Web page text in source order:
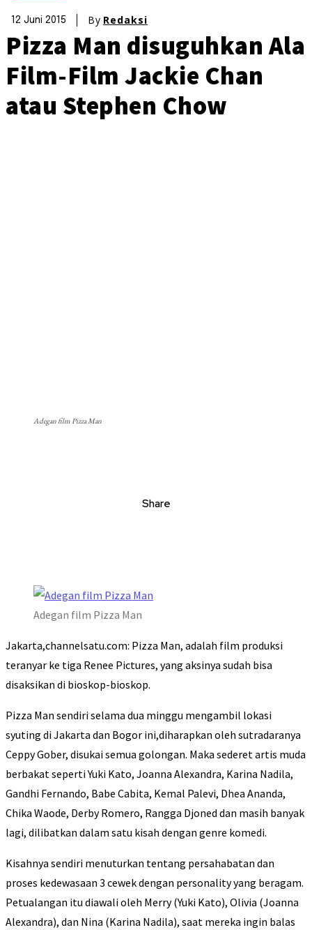
12 Juni 2015 By Redaksi
Pizza Man disuguhkan Ala
Film-Film Jackie Chan
atau Stephen Chow
Adegan film Pizza Man
Share
Adegan film Pizza Man
Jakarta,channelsatu.com: Pizza Man, adalah film produksi
teranyar ke tiga Renee Pictures, yang aksinya sudah bisa
disaksikan di bioskop-bioskop.
Pizza Man sendiri selama dua minggu mengambil lokasi
syuting di Jakarta dan Bogor ini,diharapkan oleh sutradaranya
Ceppy Gober, disukai semua golongan. Maka sederet artis muda
berbakat seperti Yuki Kato, Joanna Alexandra, Karina Nadila,
Gandhi Fernando, Babe Cabita, Kemal Palevi, Dhea Ananda,
Chika Waode, Derby Romero, Rangga Djoned dan masih banyak
lagi, dilibatkan dalam satu kisah dengan genre komedi.
Kisahnya sendiri menuturkan tentang persahabatan dan
proses kedewasaan 3 cewek dengan personality yang beragam.
Petualangan itu diawali oleh Merry (Yuki Kato), Olivia (Joanna
Alexandra), dan Nina (Karina Nadila), saat mereka ingin balas